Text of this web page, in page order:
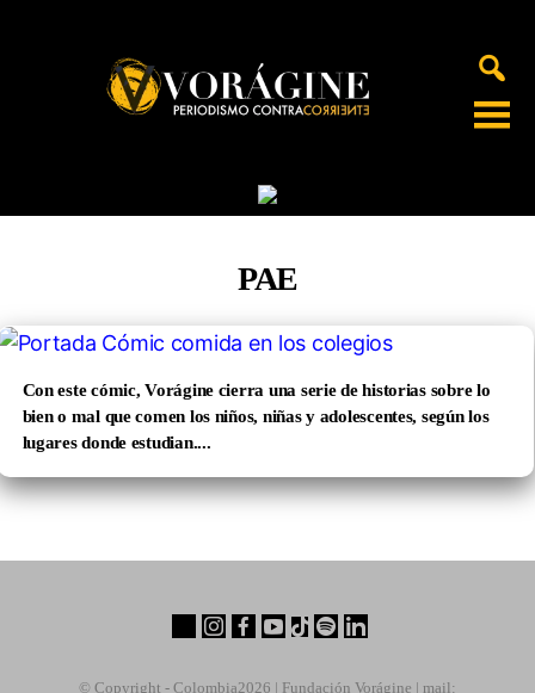
PAE
Con este cómic, Vorágine cierra una serie de historias sobre lo
bien o mal que comen los niños, niñas y adolescentes, según los
lugares donde estudian....
© Copyright - Colombia2026 | Fundación Vorágine | mail: